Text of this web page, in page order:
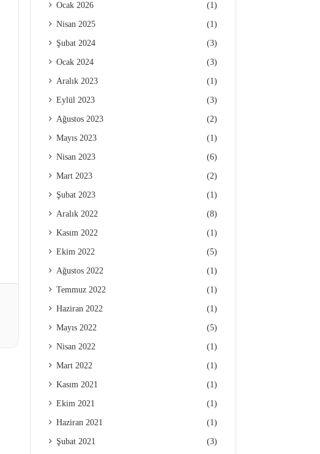
Ocak 2026 (1)
Nisan 2025 (1)
Şubat 2024 (3)
Ocak 2024 (3)
Aralık 2023 (1)
Eylül 2023 (3)
Ağustos 2023 (2)
Mayıs 2023 (1)
Nisan 2023 (6)
Mart 2023 (2)
Şubat 2023 (1)
Aralık 2022 (8)
Kasım 2022 (1)
Ekim 2022 (5)
Ağustos 2022 (1)
Temmuz 2022 (1)
Haziran 2022 (1)
Mayıs 2022 (5)
Nisan 2022 (1)
Mart 2022 (1)
Kasım 2021 (1)
Ekim 2021 (1)
Haziran 2021 (1)
Şubat 2021 (3)